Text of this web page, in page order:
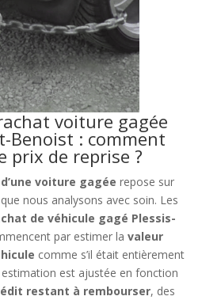
voiture gagée
Benoist : comment
prix de reprise ?
voiture gagée repose sur
nous analysons avec soin. Les
de véhicule gagé Plessis-
par estimer la valeur
comme s’il était entièrement
est ajustée en fonction
restant à rembourser, des